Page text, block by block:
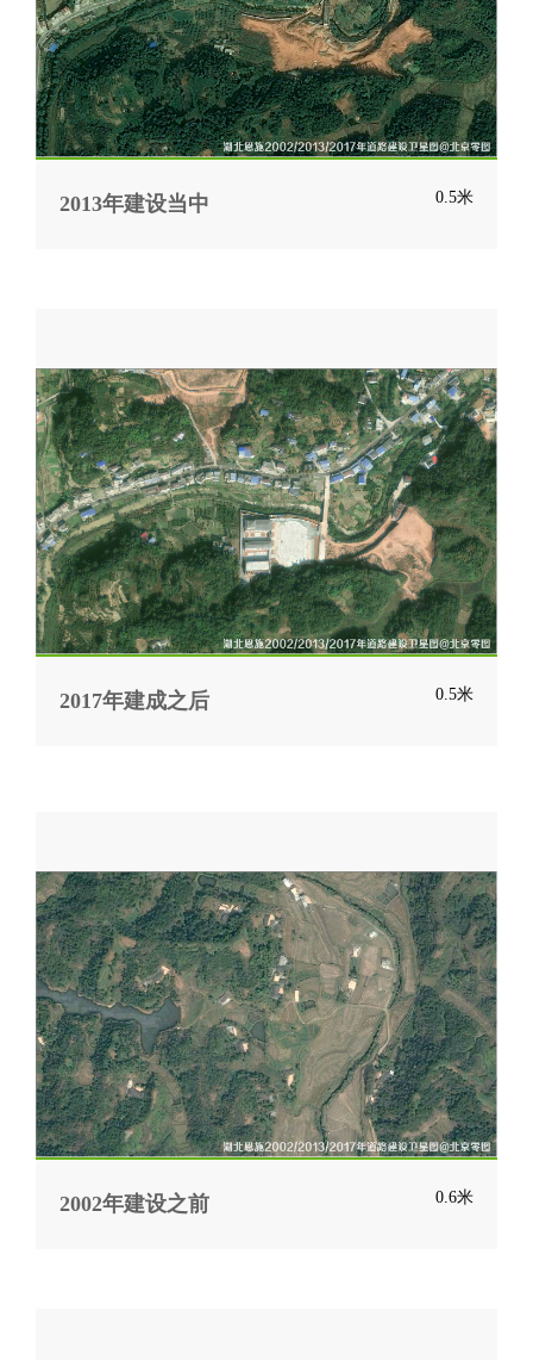
2013年建设当中 0.5米
2017年建成之后 0.5米
2002年建设之前 0.6米